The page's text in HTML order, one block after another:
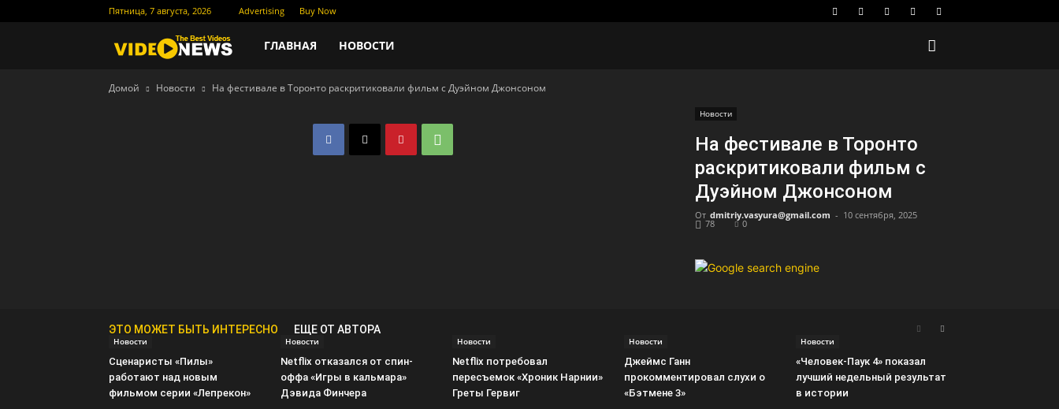
Пятница, 7 августа, 2026 Advertising Buy Now
Новости
кино
ГЛАВНАЯ НОВОСТИ
Домой Новости На фестивале в Торонто раскритиковали фильм с Дуэйном Джонсоном
Новости
На фестивале в Торонто
раскритиковали фильм с
Дуэйном Джонсоном
От dmitriy.vasyura@gmail.com - 10 сентября, 2025
78 0
ЭТО МОЖЕТ БЫТЬ ИНТЕРЕСНО ЕЩЕ ОТ АВТОРА
Новости
Сценаристы «Пилы»
работают над новым
фильмом серии «Лепрекон»
Новости
Netflix отказался от спин-
оффа «Игры в кальмара»
Дэвида Финчера
Новости
Netflix потребовал
пересъемок «Хроник Нарнии»
Греты Гервиг
Новости
Джеймс Ганн
прокомментировал слухи о
«Бэтмене 3»
Новости
«Человек-Паук 4» показал
лучший недельный результат
в истории